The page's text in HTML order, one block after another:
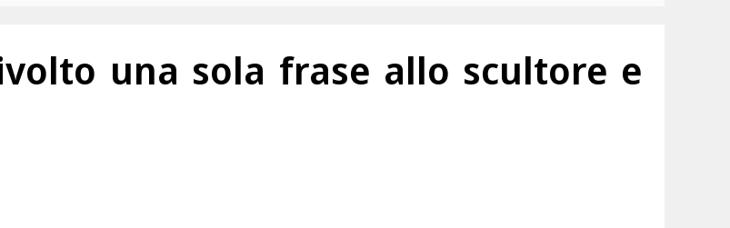
una sola frase allo scultore e